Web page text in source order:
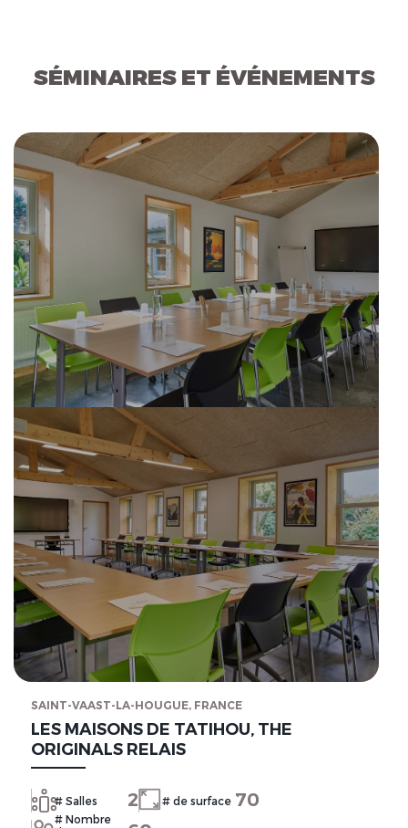
SÉMINAIRES ET ÉVÉNEMENTS
SAINT-VAAST-LA-HOUGUE, FRANCE
LES MAISONS DE TATIHOU, THE
ORIGINALS RELAIS
# Salles 2 # de surface 70
# Nombre